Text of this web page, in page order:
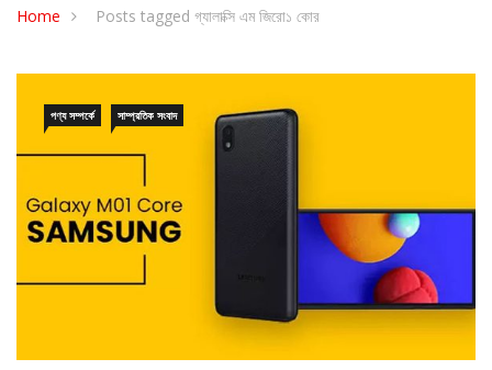
Home Posts tagged গ্যালাক্সি এম জিরো১ কোর
পণ্য সম্পর্কে সাম্প্রতিক সংবাদ